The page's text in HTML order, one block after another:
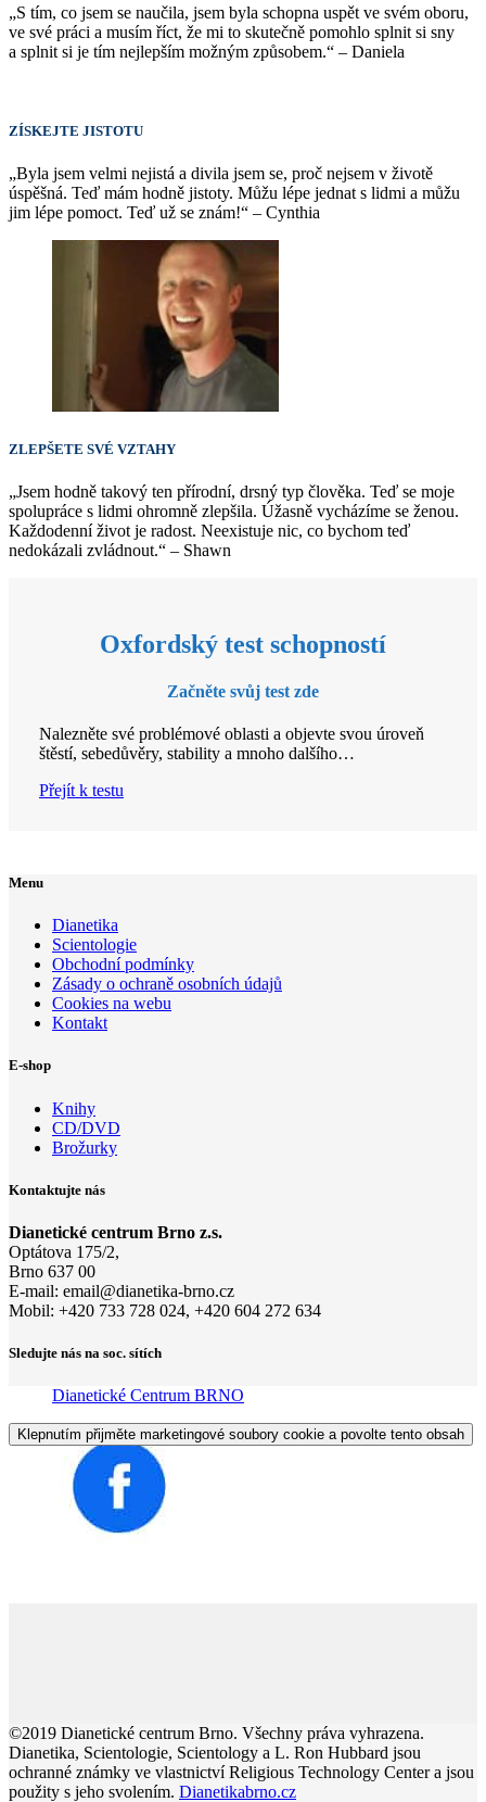
„S tím, co jsem se naučila, jsem byla schopna uspět ve svém oboru,
ve své práci a musím říct, že mi to skutečně pomohlo splnit si sny
a splnit si je tím nejlepším možným způsobem.“ – Daniela
ZÍSKEJTE JISTOTU
„Byla jsem velmi nejistá a divila jsem se, proč nejsem v životě
úspěšná. Teď mám hodně jistoty. Můžu lépe jednat s lidmi a můžu
jim lépe pomoct. Teď už se znám!“ – Cynthia
ZLEPŠETE SVÉ VZTAHY
„Jsem hodně takový ten přírodní, drsný typ člověka. Teď se moje
spolupráce s lidmi ohromně zlepšila. Úžasně vycházíme se ženou.
Každodenní život je radost. Neexistuje nic, co bychom teď
nedokázali zvládnout.“ – Shawn
Oxfordský test schopností
Začněte svůj test zde
Nalezněte své problémové oblasti a objevte svou úroveň
štěstí, sebedůvěry, stability a mnoho dalšího…
Přejít k testu
Menu
Dianetika
Scientologie
Obchodní podmínky
Zásady o ochraně osobních údajů
Cookies na webu
Kontakt
E-shop
Knihy
CD/DVD
Brožurky
Kontaktujte nás
Dianetické centrum Brno z.s.
Optátova 175/2,
Brno 637 00
E-mail: email@dianetika-brno.cz
Mobil: +420 733 728 024, +420 604 272 634
Sledujte nás na soc. sítích
Dianetické Centrum BRNO
Klepnutím přijměte marketingové soubory cookie a povolte tento obsah
©2019 Dianetické centrum Brno. Všechny práva vyhrazena.
Dianetika, Scientologie, Scientology a L. Ron Hubbard jsou
ochranné známky ve vlastnictví Religious Technology Center a jsou
použity s jeho svolením. Dianetikabrno.cz